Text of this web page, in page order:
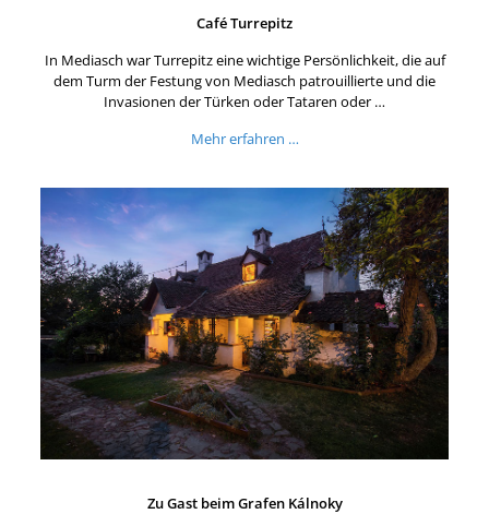
Café Turrepitz
In Mediasch war Turrepitz eine wichtige Persönlichkeit, die auf
dem Turm der Festung von Mediasch patrouillierte und die
Invasionen der Türken oder Tataren oder …
Mehr erfahren …
Zu Gast beim Grafen Kálnoky